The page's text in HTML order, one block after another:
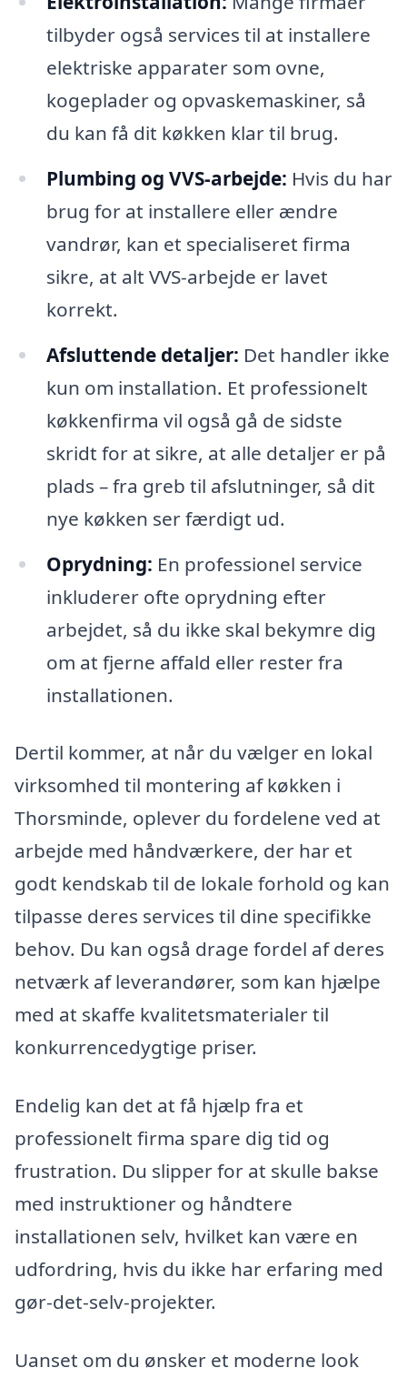
tilbyder også services til at installere
elektriske apparater som ovne,
kogeplader og opvaskemaskiner, så
du kan få dit køkken klar til brug.
Plumbing og VVS-arbejde: Hvis du har
brug for at installere eller ændre
vandrør, kan et specialiseret firma
sikre, at alt VVS-arbejde er lavet
korrekt.
Afsluttende detaljer: Det handler ikke
kun om installation. Et professionelt
køkkenfirma vil også gå de sidste
skridt for at sikre, at alle detaljer er på
plads – fra greb til afslutninger, så dit
nye køkken ser færdigt ud.
Oprydning: En professionel service
inkluderer ofte oprydning efter
arbejdet, så du ikke skal bekymre dig
om at fjerne affald eller rester fra
installationen.
Dertil kommer, at når du vælger en lokal
virksomhed til montering af køkken i
Thorsminde, oplever du fordelene ved at
arbejde med håndværkere, der har et
godt kendskab til de lokale forhold og kan
tilpasse deres services til dine specifikke
behov. Du kan også drage fordel af deres
netværk af leverandører, som kan hjælpe
med at skaffe kvalitetsmaterialer til
konkurrencedygtige priser.
Endelig kan det at få hjælp fra et
professionelt firma spare dig tid og
frustration. Du slipper for at skulle bakse
med instruktioner og håndtere
installationen selv, hvilket kan være en
udfordring, hvis du ikke har erfaring med
gør-det-selv-projekter.
Uanset om du ønsker et moderne look